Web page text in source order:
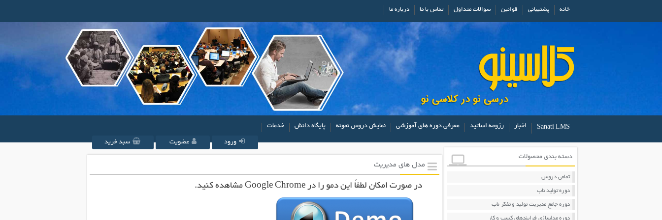
خانه پشتیبانی قوانین سوالات متداول تماس با ما درباره ما
Sanati LMS اخبار رزومه اساتید معرفی دوره های آموزشی نمایش دروس نمونه پایگاه دانش خدمات
ورود عضویت سبد خرید
دسته بندی محصولات
تمامی دروس
دوره تولید ناب
دوره جامع مدیریت تولید و تفکر ناب
دوره مدلسازی فرایندهای کسب و کار
مدل های مدیریت
در صورت امکان لطفاً این دمو را در Google Chrome مشاهده کنید.